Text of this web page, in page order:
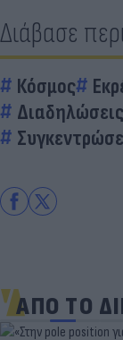
Διάβασε
Κόσμος
Διαδηλώσεις
ΑΠΟ ΤΟ